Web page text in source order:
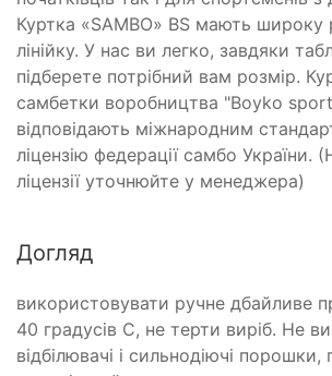
Куртка «SAMBO» BS мають широку
лінійку. У нас ви легко, завдяки
підберете потрібний вам розмір.
самбетки воробництва "Boyko
відповідають міжнародним
ліцензію федерації самбо України.
ліцензії уточнюйте у менеджера)
Догляд
використовувати ручне дбайливе
40 градусів С, не терти виріб. Не
відбілювачі і сильнодіючі порошки,